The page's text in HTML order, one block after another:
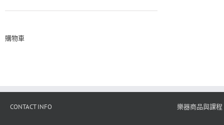
購物車
CONTACT INFO 樂器商品與課程